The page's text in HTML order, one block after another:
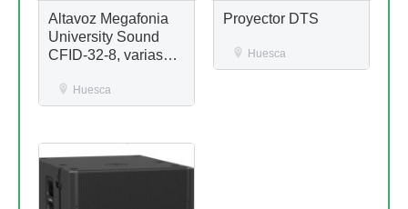
Altavoz Megafonia
University Sound
CFID-32-8, varias
disponibles
Huesca
Proyector DTS
Huesca